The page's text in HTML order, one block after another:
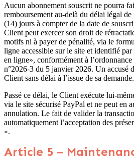
Aucun abonnement souscrit ne pourra
remboursement au-delà du délai légal
(14) jours à compter de la date de
Client peut exercer son droit de
motifs ni à payer de pénalité, via le
ligne accessible sur le site et identifié
en ligne», conformément à
n°2026-3 du 5 janvier 2026. Un accusé
Client sans délai à l’issue de sa demande.
Passé ce délai, le Client exécute lui-
via le site sécurisé PayPal et ne peut en
annulation. Le fait de valider la
automatiquement l’acceptation des
».
Article 5 –